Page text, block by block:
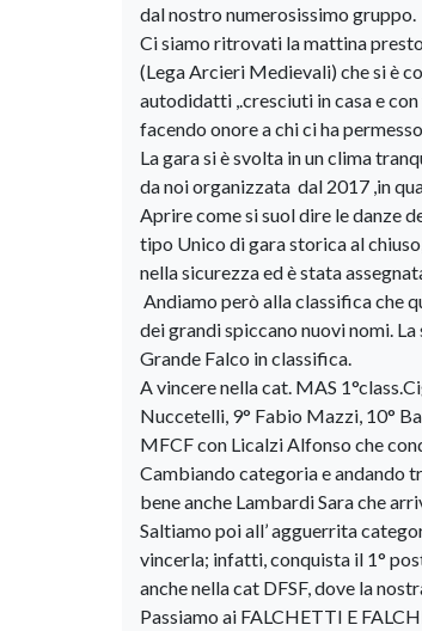
dal nostro numerosissimo gruppo.
Ci siamo ritrovati la mattina
(Lega Arcieri Medievali) che si è
autodidatti ,.cresciuti in casa e
facendo onore a chi ci ha
La gara si è svolta in un clima
da noi organizzata dal 2017 ,in
Aprire come si suol dire le danze
tipo Unico di gara storica al
nella sicurezza ed è stata
Andiamo però alla classifica che
dei grandi spiccano nuovi nomi.
Grande Falco in classifica.
A vincere nella cat. MAS
Nuccetelli, 9° Fabio Mazzi, 10°
MFCF con Licalzi Alfonso che
Cambiando categoria e andando
bene anche Lambardi Sara che
Saltiamo poi all’ agguerrita
vincerla; infatti, conquista il 1°
anche nella cat DFSF, dove la
Passiamo ai FALCHETTI E